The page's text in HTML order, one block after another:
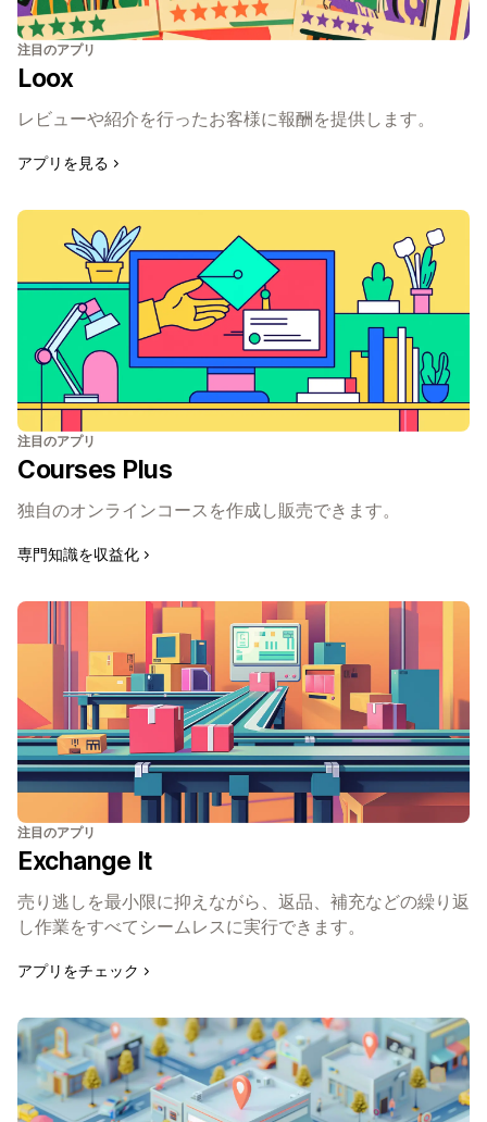
注目のアプリ
Loox
レビューや紹介を行ったお客様に報酬を提供します。
アプリを見る
注目のアプリ
Courses Plus
独自のオンラインコースを作成し販売できます。
専門知識を収益化
注目のアプリ
Exchange It
売り逃しを最小限に抑えながら、返品、補充などの繰り返
し作業をすべてシームレスに実行できます。
アプリをチェック